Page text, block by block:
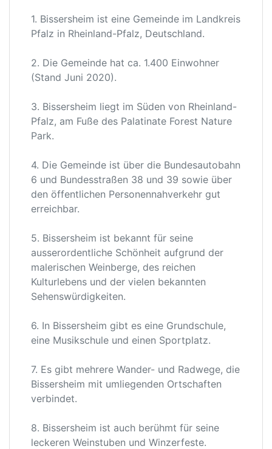
1. Bissersheim ist eine Gemeinde im Landkreis
Pfalz in Rheinland-Pfalz, Deutschland.
2. Die Gemeinde hat ca. 1.400 Einwohner
(Stand Juni 2020).
3. Bissersheim liegt im Süden von Rheinland-
Pfalz, am Fuße des Palatinate Forest Nature
Park.
4. Die Gemeinde ist über die Bundesautobahn
6 und Bundesstraßen 38 und 39 sowie über
den öffentlichen Personennahverkehr gut
erreichbar.
5. Bissersheim ist bekannt für seine
ausserordentliche Schönheit aufgrund der
malerischen Weinberge, des reichen
Kulturlebens und der vielen bekannten
Sehenswürdigkeiten.
6. In Bissersheim gibt es eine Grundschule,
eine Musikschule und einen Sportplatz.
7. Es gibt mehrere Wander- und Radwege, die
Bissersheim mit umliegenden Ortschaften
verbindet.
8. Bissersheim ist auch berühmt für seine
leckeren Weinstuben und Winzerfeste.